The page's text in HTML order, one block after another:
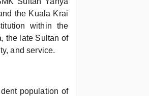
the Kuala Krai
within the
the late Sultan of
and service.
population of